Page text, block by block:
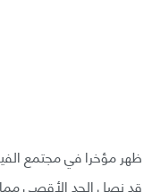
ظهر مؤخرا في مجتمع
قد نصل الحد الأقصى مما